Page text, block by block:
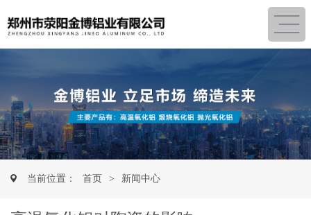
当前位置： 首页 > 新闻中心